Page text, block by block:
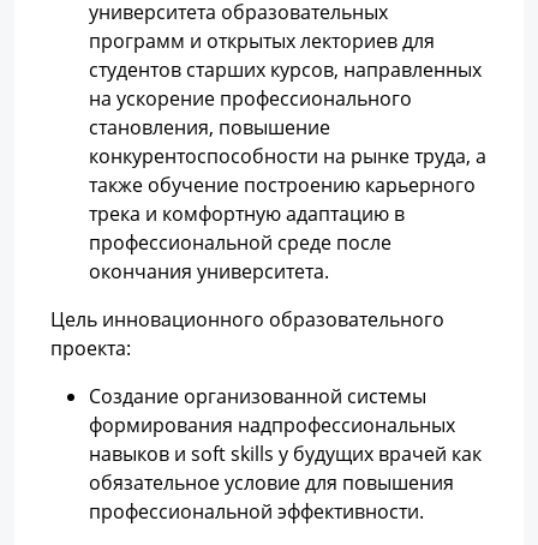
университета образовательных
программ и открытых лекториев для
студентов старших курсов, направленных
на ускорение профессионального
становления, повышение
конкурентоспособности на рынке труда, а
также обучение построению карьерного
трека и комфортную адаптацию в
профессиональной среде после
окончания университета.
Цель инновационного образовательного
проекта:
Создание организованной системы
формирования надпрофессиональных
навыков и soft skills у будущих врачей как
обязательное условие для повышения
профессиональной эффективности.